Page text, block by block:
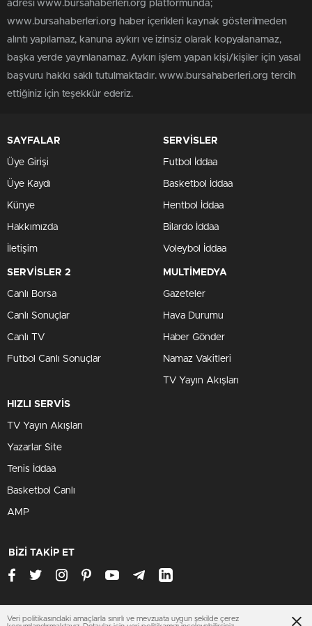
adresi www.bursahaberleri.org platformunda;
www.bursahaberleri.org haber içerikleri kaynak gösterilmeden
alıntı yapılamaz, kanuna aykırı ve izinsiz olarak kopyalanamaz,
başka yerde yayınlanamaz. Aykırı işlem yapan kişi/kişiler için yasal
başvuru hakkı saklı tutulmaktadır. www.bursahaberleri.org tercih
ettiğiniz için teşekkür ederiz.
SAYFALAR
Üye Girişi
Üye Kaydı
Künye
Hakkımızda
İletişim
SERVİSLER
Futbol İddaa
Basketbol İddaa
Hentbol İddaa
Bilardo İddaa
Voleybol İddaa
SERVİSLER 2
Canlı Borsa
Canlı Sonuçlar
Canlı TV
Futbol Canlı Sonuçlar
MULTİMEDYA
Gazeteler
Hava Durumu
Haber Gönder
Namaz Vakitleri
TV Yayın Akışları
HIZLI SERVİS
TV Yayın Akışları
Yazarlar Site
Tenis İddaa
Basketbol Canlı
AMP
BİZİ TAKİP ET
www.bursahaberleri.org
Veri politikasındaki amaçlarla sınırlı ve mevzuata uygun şekilde çerez